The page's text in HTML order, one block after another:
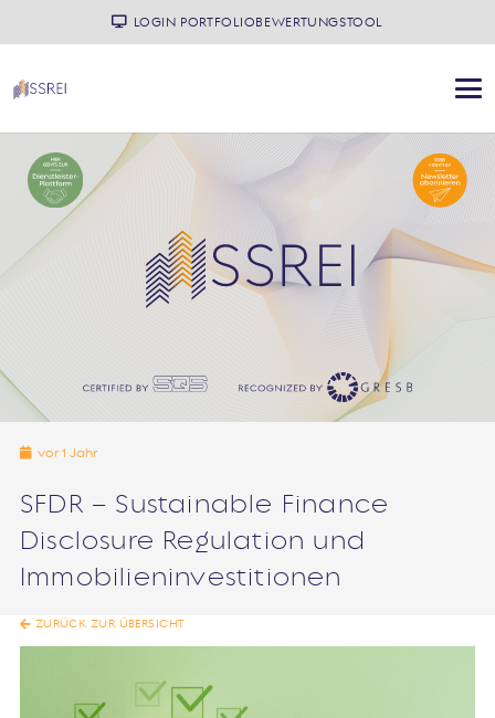
LOGIN PORTFOLIOBEWERTUNGSTOOL
vor 1 Jahr
SFDR – Sustainable Finance
Disclosure Regulation und
Immobilieninvestitionen
ZURÜCK ZUR ÜBERSICHT